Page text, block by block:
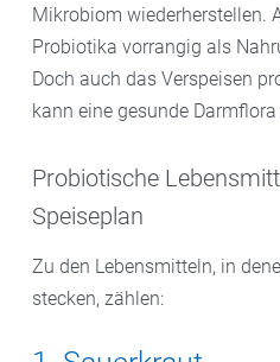
Mikrobiom wiederherstellen.
Probiotika vorrangig als
Doch auch das Verspeisen
kann eine gesunde
Probiotische
Speiseplan
Zu den Lebensmitteln, in
stecken, zählen: